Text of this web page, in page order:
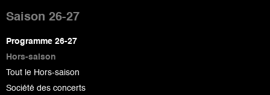
de
page
Saison 26-27
Programme 26-27
Hors-saison
Tout le Hors-saison
Société des concerts